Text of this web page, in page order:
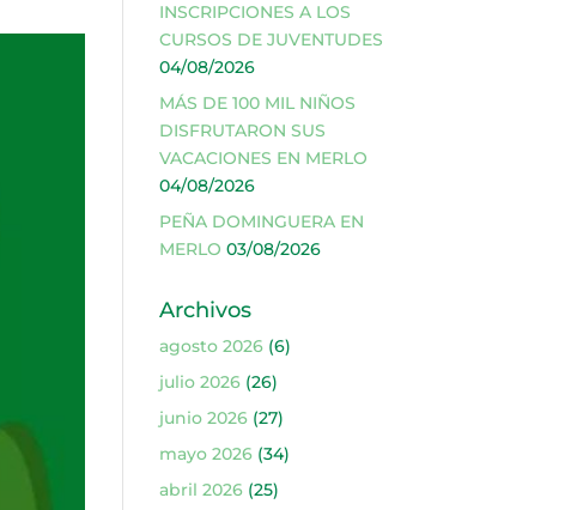
INSCRIPCIONES A LOS
CURSOS DE JUVENTUDES
04/08/2026
MÁS DE 100 MIL NIÑOS
DISFRUTARON SUS
VACACIONES EN MERLO
04/08/2026
PEÑA DOMINGUERA EN
MERLO 03/08/2026
Archivos
agosto 2026(6)
julio 2026(26)
junio 2026(27)
mayo 2026(34)
abril 2026(25)